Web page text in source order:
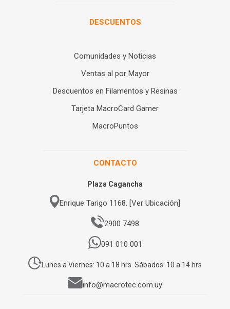
DESCUENTOS
Comunidades y Noticias
Ventas al por Mayor
Descuentos en Filamentos y Resinas
Tarjeta MacroCard Gamer
MacroPuntos
CONTACTO
Plaza Cagancha
Enrique Tarigo 1168. [Ver Ubicación]
2900 7498
091 010 001
Lunes a Viernes: 10 a 18 hrs. Sábados: 10 a 14 hrs
info@macrotec.com.uy